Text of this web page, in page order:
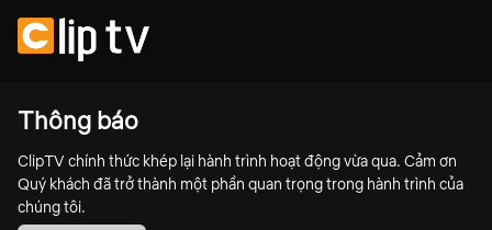
Thông báo
ClipTV chính thức khép lại hành trình hoạt động vừa qua. Cảm ơn
Quý khách đã trở thành một phần quan trọng trong hành trình của
chúng tôi.